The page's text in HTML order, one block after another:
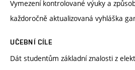
Vymezení kontrolované výuky a
každoročně aktualizovaná vyhláška
UČEBNÍ CÍLE
Dát studentům základní znalosti z